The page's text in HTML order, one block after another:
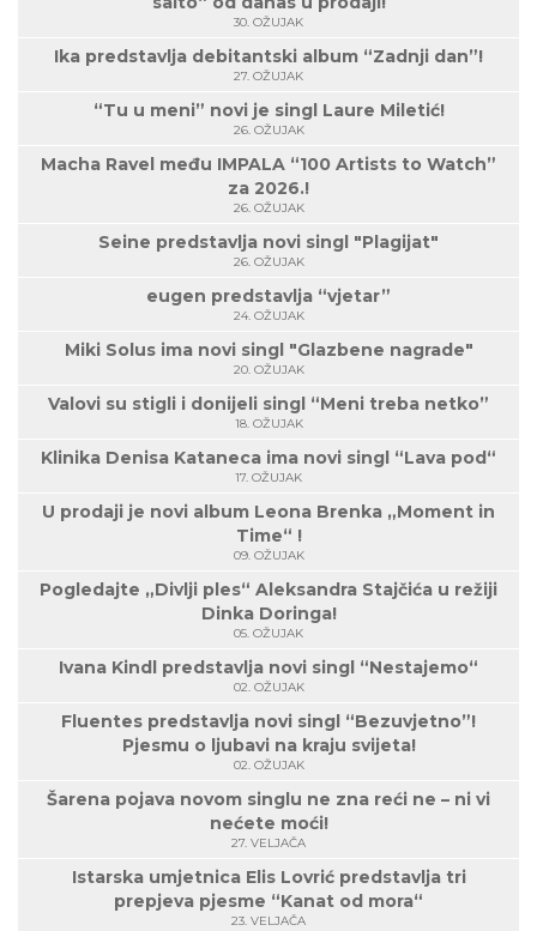
30. OŽUJAK
Ika predstavlja debitantski album “Zadnji dan”!
27. OŽUJAK
“Tu u meni” novi je singl Laure Miletić!
26. OŽUJAK
Macha Ravel među IMPALA “100 Artists to Watch”
za 2026.!
26. OŽUJAK
Seine predstavlja novi singl "Plagijat"
26. OŽUJAK
eugen predstavlja “vjetar”
24. OŽUJAK
Miki Solus ima novi singl "Glazbene nagrade"
20. OŽUJAK
Valovi su stigli i donijeli singl “Meni treba netko”
18. OŽUJAK
Klinika Denisa Kataneca ima novi singl “Lava pod“
17. OŽUJAK
U prodaji je novi album Leona Brenka „Moment in
Time“ !
09. OŽUJAK
Pogledajte „Divlji ples“ Aleksandra Stajčića u režiji
Dinka Doringa!
05. OŽUJAK
Ivana Kindl predstavlja novi singl “Nestajemo“
02. OŽUJAK
Fluentes predstavlja novi singl “Bezuvjetno”!
Pjesmu o ljubavi na kraju svijeta!
02. OŽUJAK
Šarena pojava novom singlu ne zna reći ne – ni vi
nećete moći!
27. VELJAČA
Istarska umjetnica Elis Lovrić predstavlja tri
prepjeva pjesme “Kanat od mora“
23. VELJAČA